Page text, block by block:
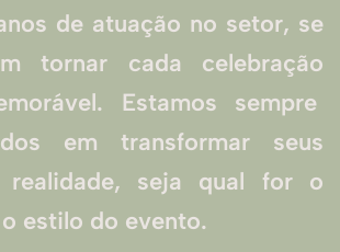
de atuação no setor, se
tornar cada celebração
Estamos sempre
em transformar seus
realidade, seja qual for o
estilo do evento.